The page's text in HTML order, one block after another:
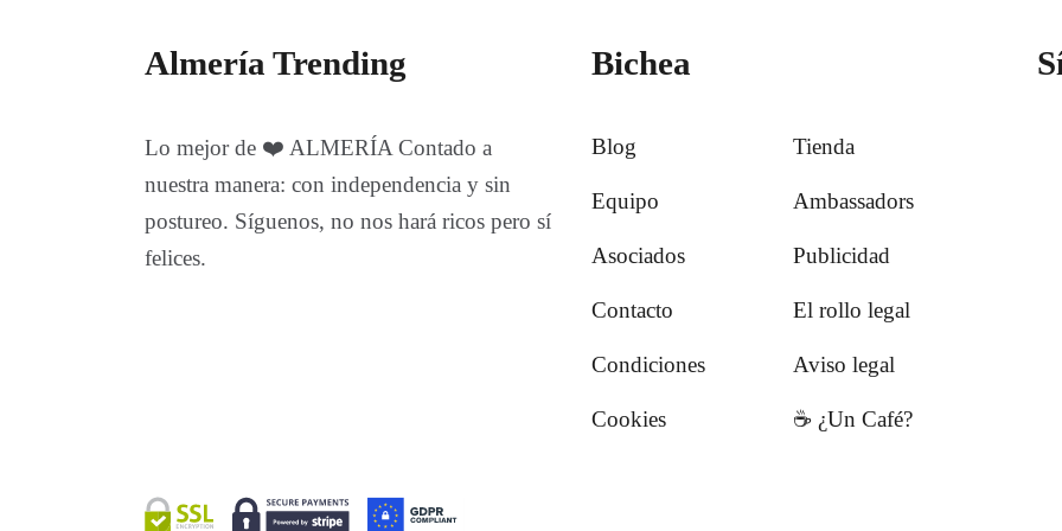
Almería Trending
Lo mejor de ❤️ ALMERÍA Contado a
nuestra manera: con independencia y sin
postureo. Síguenos, no nos hará ricos pero sí
felices.
Bichea
Blog Tienda
Equipo Ambassadors
Asociados Publicidad
Contacto El rollo legal
Condiciones Aviso legal
Cookies ☕️ ¿Un Café?